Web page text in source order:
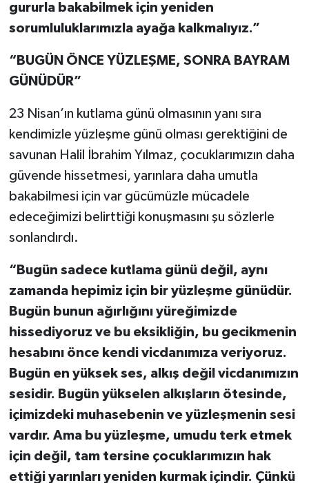
gururla bakabilmek için yeniden
sorumluluklarımızla ayağa kalkmalıyız.”
“BUGÜN ÖNCE YÜZLEŞME, SONRA BAYRAM
GÜNÜDÜR”
23 Nisan’ın kutlama günü olmasının yanı sıra
kendimizle yüzleşme günü olması gerektiğini de
savunan Halil İbrahim Yılmaz, çocuklarımızın daha
güvende hissetmesi, yarınlara daha umutla
bakabilmesi için var gücümüzle mücadele
edeceğimizi belirttiği konuşmasını şu sözlerle
sonlandırdı.
“Bugün sadece kutlama günü değil, aynı
zamanda hepimiz için bir yüzleşme günüdür.
Bugün bunun ağırlığını yüreğimizde
hissediyoruz ve bu eksikliğin, bu gecikmenin
hesabını önce kendi vicdanımıza veriyoruz.
Bugün en yüksek ses, alkış değil vicdanımızın
sesidir. Bugün yükselen alkışların ötesinde,
içimizdeki muhasebenin ve yüzleşmenin sesi
vardır. Ama bu yüzleşme, umudu terk etmek
için değil, tam tersine çocuklarımızın hak
ettiği yarınları yeniden kurmak içindir. Çünkü